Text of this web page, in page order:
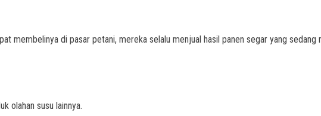
membelinya di pasar petani, mereka selalu menjual hasil panen segar yang sedang
olahan susu lainnya.